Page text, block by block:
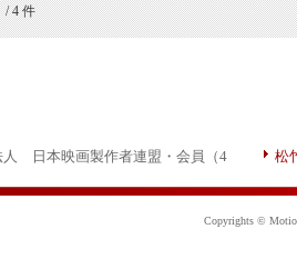
/ 4 件
人 日本映画製作者連盟・会員（4
松
Copyrights ©